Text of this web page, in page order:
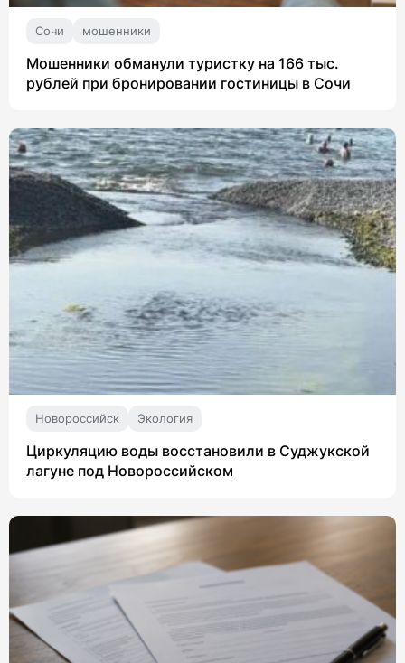
Сочи мошенники
Мошенники обманули туристку на 166 тыс.
рублей при бронировании гостиницы в Сочи
Новороссийск Экология
Циркуляцию воды восстановили в Суджукской
лагуне под Новороссийском